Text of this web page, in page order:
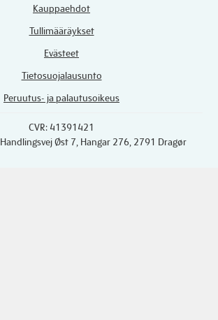
Kauppaehdot
Tullimääräykset
Evästeet
Tietosuojalausunto
Peruutus- ja palautusoikeus
CVR: 41391421
, Handlingsvej Øst 7, Hangar 276, 2791 Dragør